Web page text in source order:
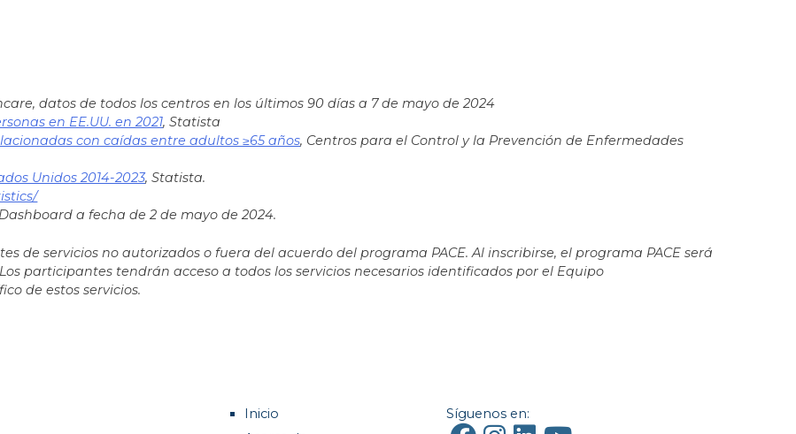
datos de todos los centros en los últimos 90 días a 7 de mayo de 2024
en EE.UU. en 2021, Statista
con caídas entre adultos ≥65 años, Centros para el Control y la Prevención de Enfermedades
Unidos 2014-2023, Statista.
a fecha de 2 de mayo de 2024.
de servicios no autorizados o fuera del acuerdo del programa PACE. Al inscribirse, el programa PACE será
participantes tendrán acceso a todos los servicios necesarios identificados por el Equipo
de estos servicios.
Inicio
Síguenos en: